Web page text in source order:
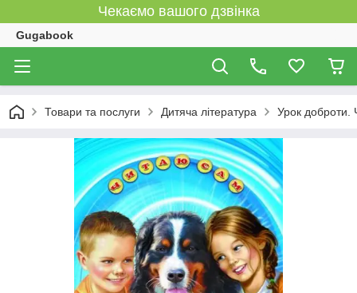
Чекаємо вашого дзвінка
Gugabook
Товари та послуги Дитяча література Урок доброти.